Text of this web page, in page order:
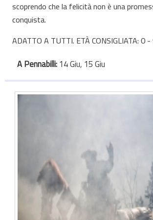
scoprendo che la felicità non è una
conquista.
ADATTO A TUTTI. ETÀ CONSIGLIATA: 0 -
A Pennabilli: 14 Giu, 15 Giu